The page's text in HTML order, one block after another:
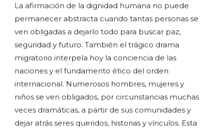
La afirmación de la dignidad humana no puede
permanecer abstracta cuando tantas personas se
ven obligadas a dejarlo todo para buscar paz,
seguridad y futuro. También el trágico drama
migratorio interpela hoy la conciencia de las
naciones y el fundamento ético del orden
internacional. Numerosos hombres, mujeres y
niños se ven obligados, por circunstancias muchas
veces dramáticas, a partir de sus comunidades y
dejar atrás seres queridos, historias y vínculos. Esta